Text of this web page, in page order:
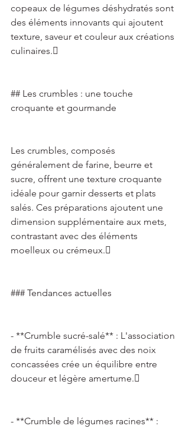
copeaux de légumes déshydratés sont
des éléments innovants qui ajoutent
texture, saveur et couleur aux créations
culinaires.
## Les crumbles : une touche
croquante et gourmande
Les crumbles, composés
généralement de farine, beurre et
sucre, offrent une texture croquante
idéale pour garnir desserts et plats
salés. Ces préparations ajoutent une
dimension supplémentaire aux mets,
contrastant avec des éléments
moelleux ou crémeux.
### Tendances actuelles
- **Crumble sucré-salé** : L'association
de fruits caramélisés avec des noix
concassées crée un équilibre entre
douceur et légère amertume.
- **Crumble de légumes racines** :